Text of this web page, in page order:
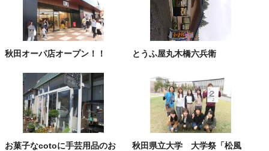
秋田オーパ店オープン！！ とうふ屋丸木橋六兵衛
お菓子なcotoに手芸用品のお
秋田県立大学 大学祭「松風